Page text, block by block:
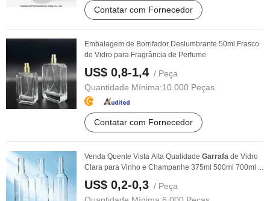
Contatar com Fornecedor
Embalagem de Borrifador Deslumbrante 50ml Frasco
de Vidro para Fragrância de Perfume
US$ 0,8-1,4 / Peça
Quantidade Mínima:10.000 Peças
Contatar com Fornecedor
Venda Quente Vista Alta Qualidade Garrafa de Vidro
Clara para Vinho e Champanhe 375ml 500ml 700ml ...
US$ 0,2-0,3 / Peça